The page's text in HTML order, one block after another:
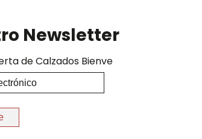
Newsletter
de Calzados Bienve